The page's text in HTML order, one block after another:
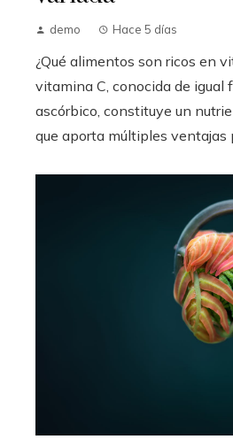
demo Hace 5 días
¿Qué alimentos son ricos en
vitamina C, conocida de igual
ascórbico, constituye un
que aporta múltiples ventajas